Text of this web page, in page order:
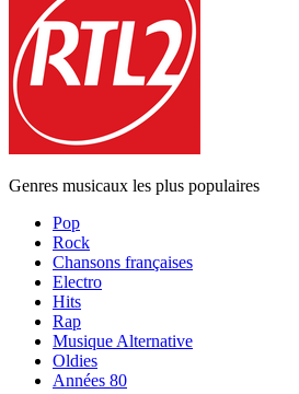
Genres musicaux les plus populaires
Pop
Rock
Chansons françaises
Electro
Hits
Rap
Musique Alternative
Oldies
Années 80